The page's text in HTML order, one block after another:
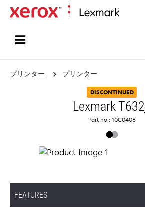
プリンター プリンター
DISCONTINUED
Lexmark T632
Part no.: 10G0408
FEATURES